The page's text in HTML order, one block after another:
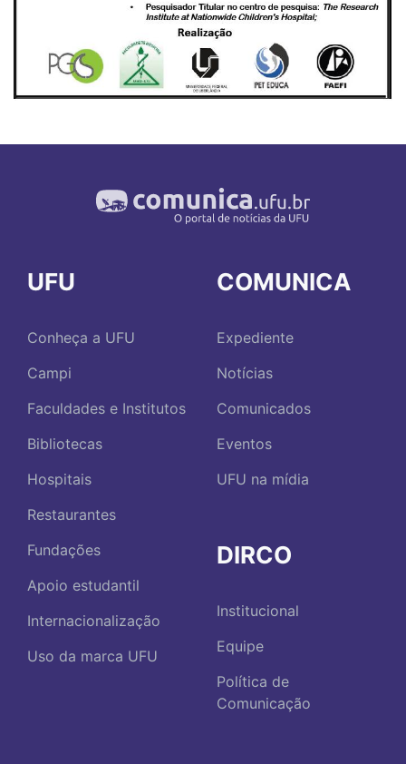
UFU
Conheça a UFU
Campi
Faculdades e Institutos
Bibliotecas
Hospitais
Restaurantes
Fundações
Apoio estudantil
Internacionalização
Uso da marca UFU
COMUNICA
Expediente
Notícias
Comunicados
Eventos
UFU na mídia
DIRCO
Institucional
Equipe
Política de
Comunicação